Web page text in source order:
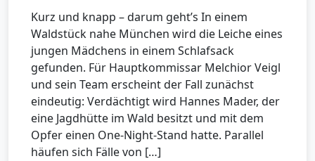
Kurz und knapp – darum geht’s In einem
Waldstück nahe München wird die Leiche eines
jungen Mädchens in einem Schlafsack
gefunden. Für Hauptkommissar Melchior Veigl
und sein Team erscheint der Fall zunächst
eindeutig: Verdächtigt wird Hannes Mader, der
eine Jagdhütte im Wald besitzt und mit dem
Opfer einen One-Night-Stand hatte. Parallel
häufen sich Fälle von […]